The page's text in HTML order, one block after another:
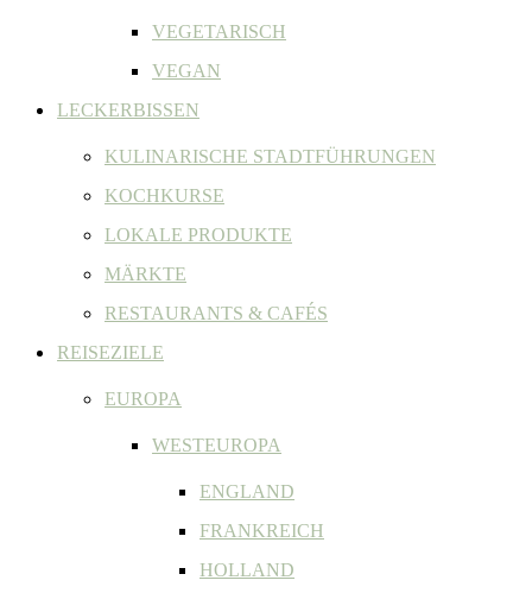
VEGETARISCH
VEGAN
LECKERBISSEN
KULINARISCHE STADTFÜHRUNGEN
KOCHKURSE
LOKALE PRODUKTE
MÄRKTE
RESTAURANTS & CAFÉS
REISEZIELE
EUROPA
WESTEUROPA
ENGLAND
FRANKREICH
HOLLAND